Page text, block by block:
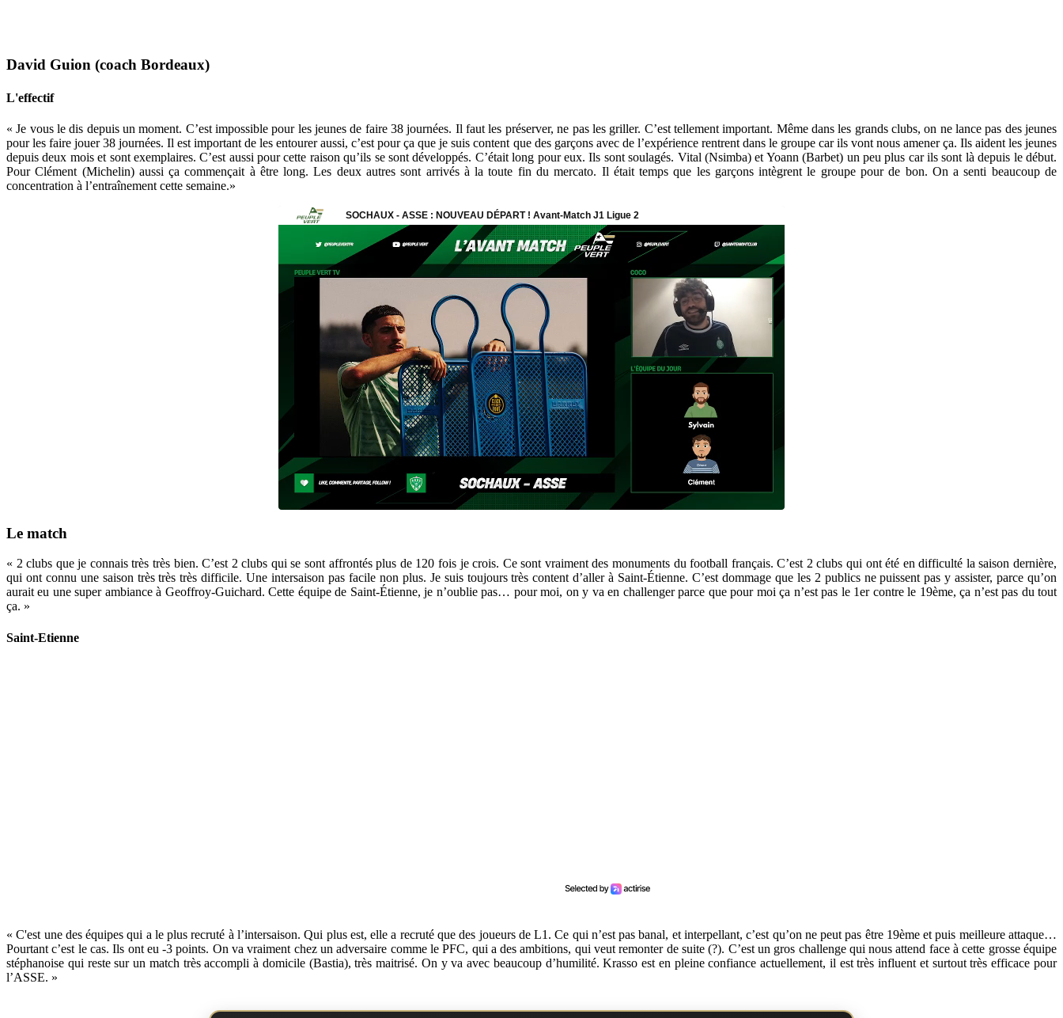
David Guion (coach Bordeaux)
L'effectif
« Je vous le dis depuis un moment. C’est impossible pour les jeunes de faire 38 journées. Il faut les préserver, ne pas les griller. C’est tellement important. Même dans les grands clubs, on ne lance pas des jeunes
pour les faire jouer 38 journées. Il est important de les entourer aussi, c’est pour ça que je suis content que des garçons avec de l’expérience rentrent dans le groupe car ils vont nous amener ça. Ils aident les jeunes
depuis deux mois et sont exemplaires. C’est aussi pour cette raison qu’ils se sont développés. C’était long pour eux. Ils sont soulagés. Vital (Nsimba) et Yoann (Barbet) un peu plus car ils sont là depuis le début.
Pour Clément (Michelin) aussi ça commençait à être long. Les deux autres sont arrivés à la toute fin du mercato. Il était temps que les garçons intègrent le groupe pour de bon. On a senti beaucoup de
concentration à l’entraînement cette semaine.»
Le match
« 2 clubs que je connais très très bien. C’est 2 clubs qui se sont affrontés plus de 120 fois je crois. Ce sont vraiment des monuments du football français. C’est 2 clubs qui ont été en difficulté la saison dernière,
qui ont connu une saison très très très difficile. Une intersaison pas facile non plus. Je suis toujours très content d’aller à Saint-Étienne. C’est dommage que les 2 publics ne puissent pas y assister, parce qu’on
aurait eu une super ambiance à Geoffroy-Guichard. Cette équipe de Saint-Étienne, je n’oublie pas… pour moi, on y va en challenger parce que pour moi ça n’est pas le 1er contre le 19ème, ça n’est pas du tout
ça. »
Saint-Etienne
« C'est une des équipes qui a le plus recruté à l’intersaison. Qui plus est, elle a recruté que des joueurs de L1. Ce qui n’est pas banal, et interpellant, c’est qu’on ne peut pas être 19ème et puis meilleure attaque…
Pourtant c’est le cas. Ils ont eu -3 points. On va vraiment chez un adversaire comme le PFC, qui a des ambitions, qui veut remonter de suite (?). C’est un gros challenge qui nous attend face à cette grosse équipe
stéphanoise qui reste sur un match très accompli à domicile (Bastia), très maitrisé. On y va avec beaucoup d’humilité. Krasso est en pleine confiance actuellement, il est très influent et surtout très efficace pour
l’ASSE. »